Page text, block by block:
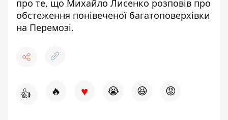
про те, що Михайло Лисенко розповів про
обстеження понівеченої багатоповерхівки
на Перемозі.
👍 🔥 ♥ 😭 😆 😡